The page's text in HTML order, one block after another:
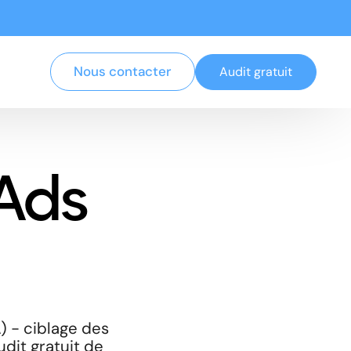
Nous contacter Audit gratuit
- ciblage des
gratuit de